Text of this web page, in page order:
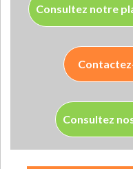
Consultez notre
Consultez